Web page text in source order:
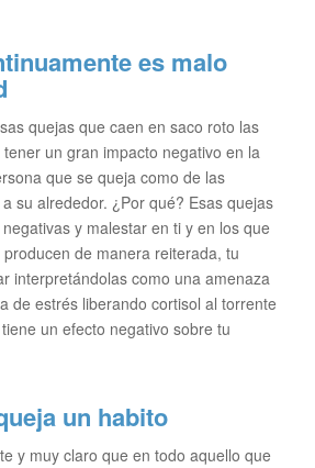
es malo
quejas que caen en saco roto las
un gran impacto negativo en la
que se queja como de las
su alrededor. ¿Por qué? Esas quejas
y malestar en ti y en los que
de manera reiterada, tu
interpretándolas como una amenaza
de estrés liberando cortisol al torrente
un efecto negativo sobre tu
un habito
y muy claro que en todo aquello que